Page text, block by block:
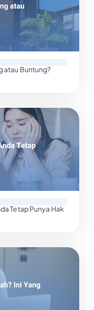
atau Buntung?
Tetap Punya Hak